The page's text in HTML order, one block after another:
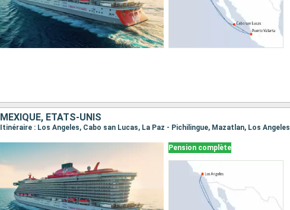
MEXIQUE, ÉTATS-UNIS
Itinéraire : Los Angeles, Cabo san Lucas, La Paz - Pichilingue, Mazatlan, Los Angeles
Pension complète